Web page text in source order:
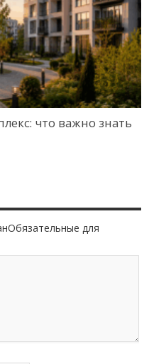
что важно знать
для